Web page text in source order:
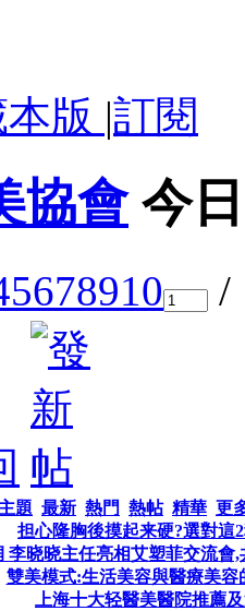
版 |訂閱
協會 今
5678910 /
題 最新 熱門 熱帖 精華 更
担心隆胸後摸起来硬?選對這
李晓晓主任亮相艾塑菲交流會
雙美模式:生活美容與醫療美容
上海十大轻醫美醫院推薦